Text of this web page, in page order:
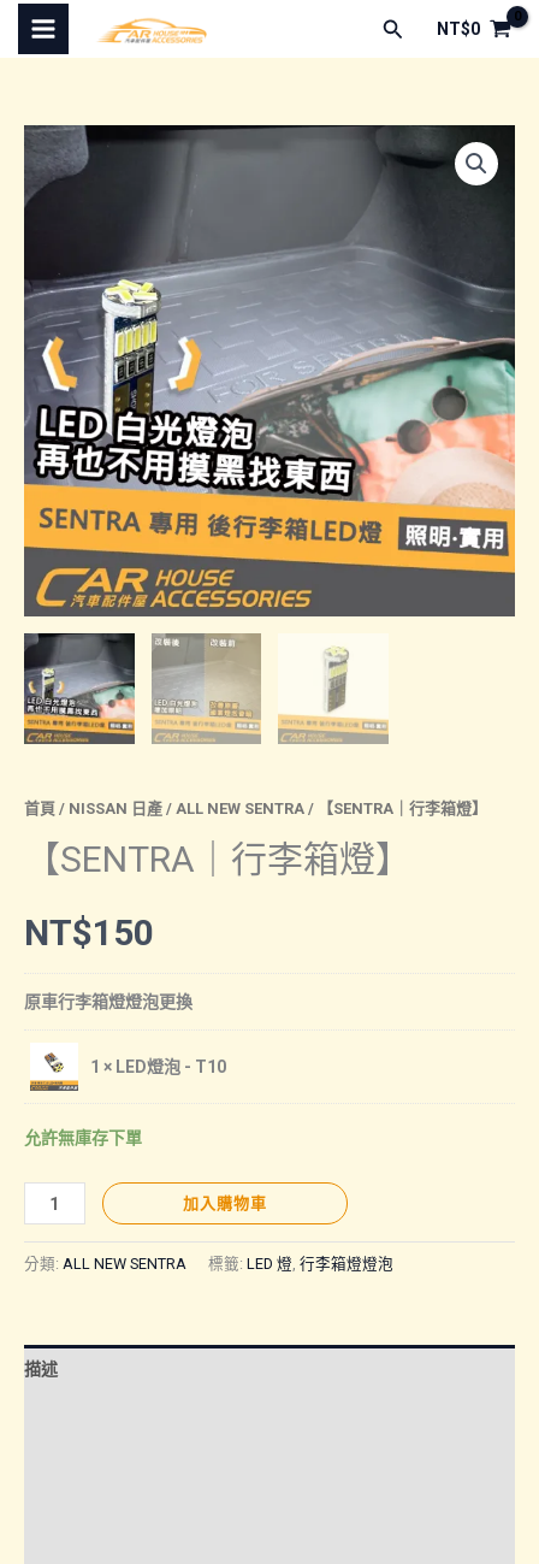
搜
尋
NT$0
首頁 / NISSAN 日產 / ALL NEW SENTRA / 【SENTRA｜行李箱燈】
【SENTRA｜行李箱燈】
NT$150
原車行李箱燈燈泡更換
1 × LED燈泡 - T10
允許無庫存下單
【SENTRA
｜
行
燈】
加入購物車
分類: ALL NEW SENTRA 標籤: LED 燈, 行李箱燈燈泡
描述